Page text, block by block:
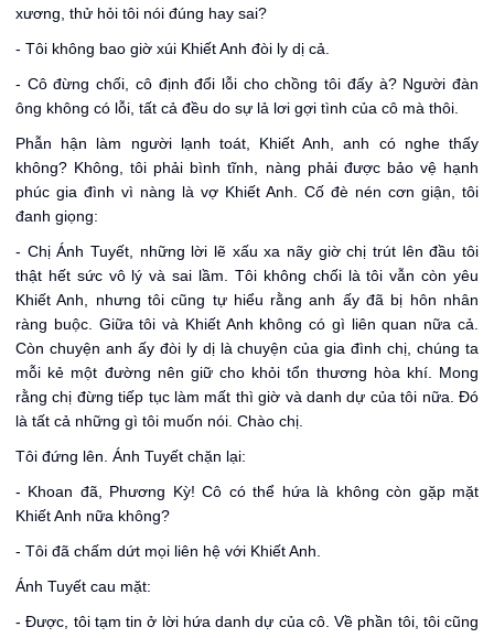
xương, thử hỏi tôi nói đúng hay sai?
- Tôi không bao giờ xúi Khiết Anh đòi ly dị cả.
- Cô đừng chối, cô định đổi lỗi cho chồng tôi đấy à? Người đàn
ông không có lỗi, tất cả đều do sự lả lơi gợi tình của cô mà thôi.
Phẫn hận làm người lạnh toát, Khiết Anh, anh có nghe thấy
không? Không, tôi phải bình tĩnh, nàng phải được bảo vệ hạnh
phúc gia đình vì nàng là vợ Khiết Anh. Cố đè nén cơn giận, tôi
đanh giọng:
- Chị Ánh Tuyết, những lời lẽ xấu xa nãy giờ chị trút lên đầu tôi
thật hết sức vô lý và sai lầm. Tôi không chối là tôi vẫn còn yêu
Khiết Anh, nhưng tôi cũng tự hiểu rằng anh ấy đã bị hôn nhân
ràng buộc. Giữa tôi và Khiết Anh không có gì liên quan nữa cả.
Còn chuyện anh ấy đòi ly dị là chuyện của gia đình chị, chúng ta
mỗi kẻ một đường nên giữ cho khỏi tổn thương hòa khí. Mong
rằng chị đừng tiếp tục làm mất thì giờ và danh dự của tôi nữa. Đó
là tất cả những gì tôi muốn nói. Chào chị.
Tôi đứng lên. Ánh Tuyết chặn lại:
- Khoan đã, Phương Kỳ! Cô có thể hứa là không còn gặp mặt
Khiết Anh nữa không?
- Tôi đã chấm dứt mọi liên hệ với Khiết Anh.
Ánh Tuyết cau mặt:
- Được, tôi tạm tin ở lời hứa danh dự của cô. Về phần tôi, tôi cũng